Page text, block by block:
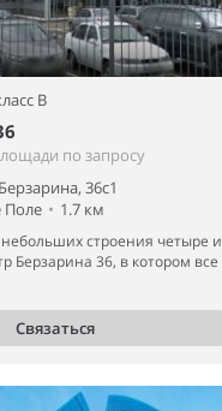
B
по запросу
36с1
Поле • 1.7 км
строения четыре
Берзарина 36, в котором
Связаться